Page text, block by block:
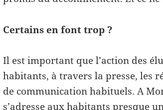
Certains en font trop ?
Il est important que l’action des
habitants, à travers la presse, les
de communication habituels. A
s’adresse aux habitants presque